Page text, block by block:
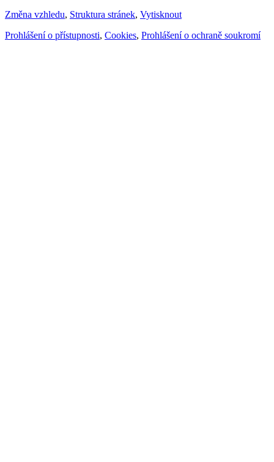
Změna vzhledu, Struktura stránek, Vytisknout
Prohlášení o přístupnosti, Cookies, Prohlášení o ochraně soukromí